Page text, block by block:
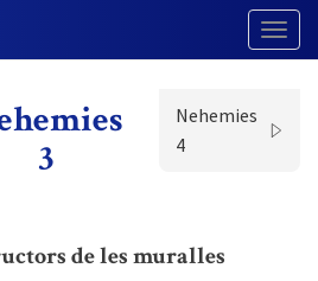
3
Nehemies
4
de les muralles